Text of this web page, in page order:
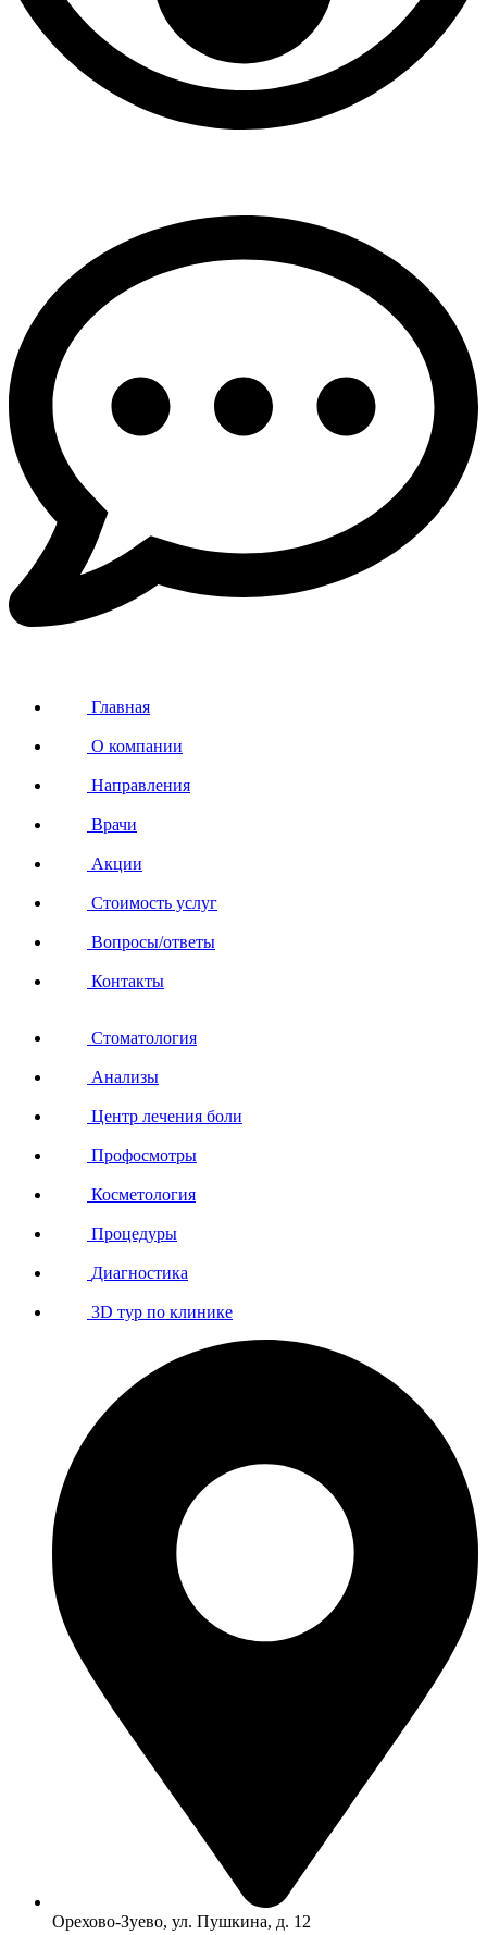
Главная
О компании
Направления
Врачи
Акции
Стоимость услуг
Вопросы/ответы
Контакты
Стоматология
Анализы
Центр лечения боли
Профосмотры
Косметология
Процедуры
Диагностика
3D тур по клинике
Орехово-Зуево, ул. Пушкина, д. 12